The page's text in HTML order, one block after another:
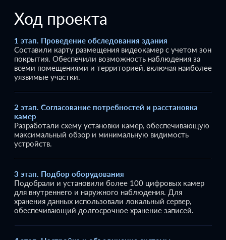
Ход проекта
1 этап. Проведение обследования здания
Составили карту размещения видеокамер с учетом зон
покрытия. Обеспечили возможность наблюдения за
всеми помещениями и территорией, включая наиболее
уязвимые участки.
2 этап. Согласование потребностей и расстановка
камер
Разработали схему установки камер, обеспечивающую
максимальный обзор и минимальную видимость
устройств.
3 этап. Подбор оборудования
Подобрали и установили более 100 цифровых камер
для внутреннего и наружного наблюдения. Для
хранения данных использовали локальный сервер,
обеспечивающий долгосрочное хранение записей.